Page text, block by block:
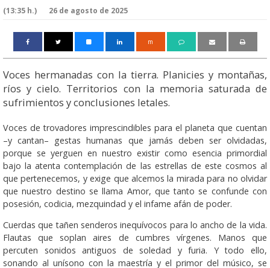
26 de agosto de 2025
(13:35 h.)
m
Voces hermanadas con la tierra. Planicies y montañas,
ríos y cielo. Territorios con la memoria saturada de
sufrimientos y conclusiones letales.
Voces de trovadores imprescindibles para el planeta que cuentan
–y cantan– gestas humanas que jamás deben ser olvidadas,
porque se yerguen en nuestro existir como esencia primordial
bajo la atenta contemplación de las estrellas de este cosmos al
que pertenecemos, y exige que alcemos la mirada para no olvidar
que nuestro destino se llama Amor, que tanto se confunde con
posesión, codicia, mezquindad y el infame afán de poder.
Cuerdas que tañen senderos inequívocos para lo ancho de la vida.
Flautas que soplan aires de cumbres vírgenes. Manos que
percuten sonidos antiguos de soledad y furia. Y todo ello,
sonando al unísono con la maestría y el primor del músico, se